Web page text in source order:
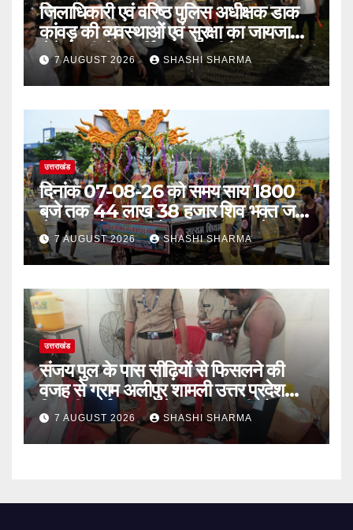
जिलाधिकारी एवं वरिष्ठ पुलिस अधीक्षक डाक
कांवड़ की व्यवस्थाओं एवं सुरक्षा का जायजा
लेने बैरागी कैंप पार्किंग स्थल जीरो ग्राउंड पर
देर रात्रि पहुंचे
7 AUGUST 2026 SHASHI SHARMA
उत्तराखंड
दिनांक 07-08-26 को समय साय 1800
बजे तक 44 लाख 38 हजार शिव भक्त जल
लेकर अपने गंतव्य को प्रस्थान कर चुके
7 AUGUST 2026 SHASHI SHARMA
उत्तराखंड
संजय पुल के पास सीढ़ियों से फिसलने की
वजह से ग्राम अलीपुर शामली उत्तर प्रदेश
निवासी आर्यन कुमार के सर पर गहरी चोट आ
गई
7 AUGUST 2026 SHASHI SHARMA